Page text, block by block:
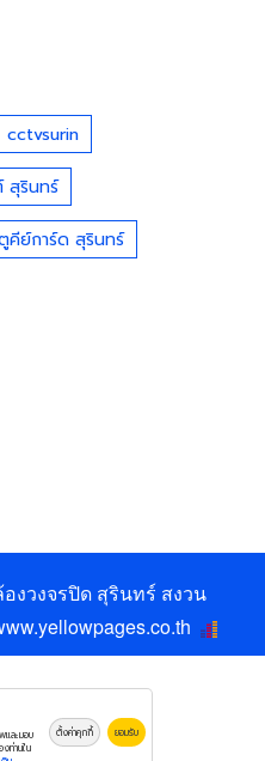
cctvsurin
สุรินทร์
คีย์การ์ด สุรินทร์
งวงจรปิด สุรินทร์ สงวน
และมอบ
ท่านใน
ตั้งค่าคุกกี้ ยอมรับ